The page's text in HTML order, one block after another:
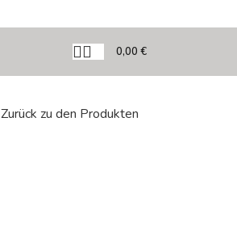
0,00 €
Zurück zu den Produkten